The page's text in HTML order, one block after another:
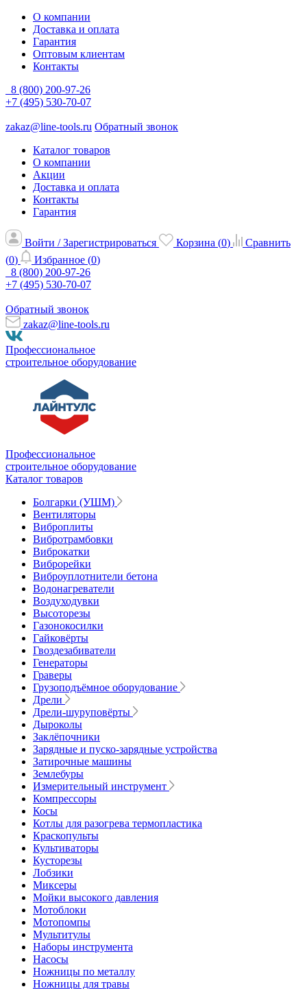
О компании
Доставка и оплата
Гарантия
Оптовым клиентам
Контакты
8 (800) 200-97-26
+7 (495) 530-70-07
zakaz@line-tools.ru Обратный звонок
Каталог товаров
О компании
Акции
Доставка и оплата
Контакты
Гарантия
Войти / Зарегистрироваться Корзина (0)
Сравнить
(0) Избранное (0)
8 (800) 200-97-26
+7 (495) 530-70-07
Обратный звонок
zakaz@line-tools.ru
Профессиональное
строительное оборудование
Профессиональное
строительное оборудование
Каталог товаров
Болгарки (УШМ)
Вентиляторы
Виброплиты
Вибротрамбовки
Виброкатки
Виброрейки
Виброуплотнители бетона
Водонагреватели
Воздуходувки
Высоторезы
Газонокосилки
Гайковёрты
Гвоздезабиватели
Генераторы
Граверы
Грузоподъёмное оборудование
Дрели
Дрели-шуруповёрты
Дыроколы
Заклёпочники
Зарядные и пуско-зарядные устройства
Затирочные машины
Землебуры
Измерительный инструмент
Компрессоры
Косы
Котлы для разогрева термопластика
Краскопульты
Культиваторы
Кусторезы
Лобзики
Миксеры
Мойки высокого давления
Мотоблоки
Мотопомпы
Мультитулы
Наборы инструмента
Насосы
Ножницы по металлу
Ножницы для травы